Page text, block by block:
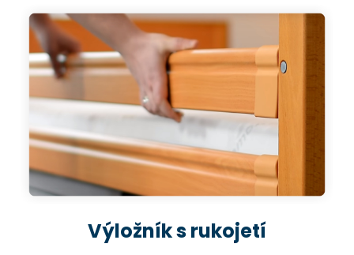
Výložník s rukojetí